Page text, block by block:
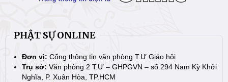
PHẬT SỰ ONLINE
Đơn vị: Cổng thông tin văn phòng T.Ư Giáo hội
Trụ sở: Văn phòng 2 T.Ư – GHPGVN – số 294 Nam Kỳ Khởi
Nghĩa, P. Xuân Hòa, TP.HCM